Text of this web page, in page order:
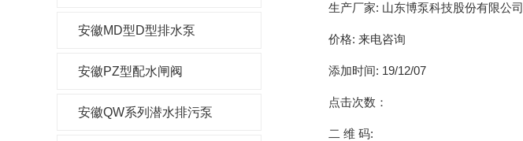
安徽MD型D型排水泵
安徽PZ型配水闸阀
安徽QW系列潜水排污泵
生产厂家: 山东博泵科技股份有限公司
价格: 来电咨询
添加时间: 19/12/07
点击次数：
二 维 码: